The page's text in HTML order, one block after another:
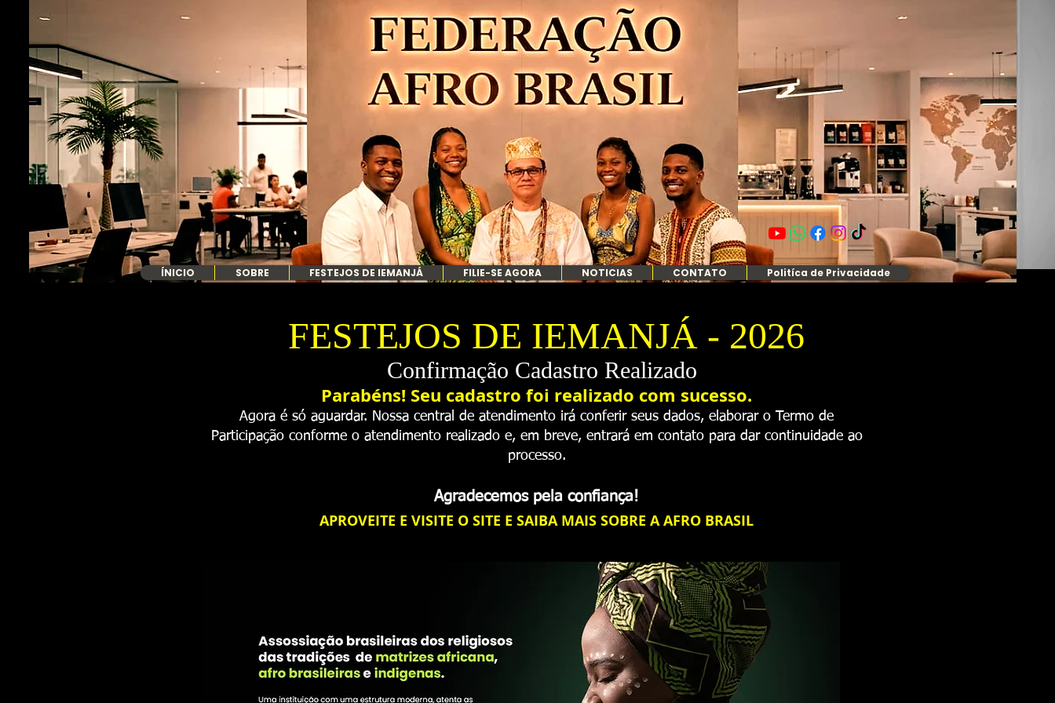
ÍNICIO SOBRE FESTEJOS DE IEMANJÁ FILIE-SE AGORA NOTICIAS CONTATO Politíca de Privacidade
FESTEJOS DE IEMANJÁ - 2026
Confirmação Cadastro Realizado
Parabéns! Seu cadastro foi realizado com sucesso.
Agora é só aguardar. Nossa central de atendimento irá conferir seus dados, elaborar o Termo de
Participação conforme o atendimento realizado e, em breve, entrará em contato para dar continuidade ao
processo.
Agradecemos pela confiança!
APROVEITE E VISITE O SITE E SAIBA MAIS SOBRE A AFRO BRASIL